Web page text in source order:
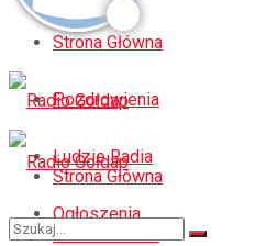
Strona Główna
Pozdrowienia
Ludzie Radia
Ogłoszenia
Strona Główna
Pozdrowienia